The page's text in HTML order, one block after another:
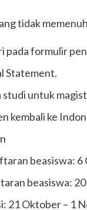
tidak
pada formulir
Statement.
studi untuk
kembali ke
beasiswa:
beasiswa:
21 Oktober – 1